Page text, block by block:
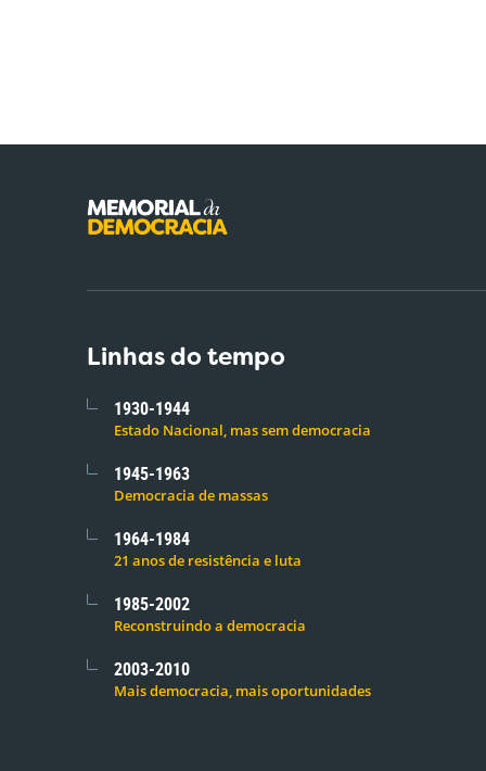
Linhas do tempo
1930-1944
Estado Nacional, mas sem democracia
1945-1963
Democracia de massas
1964-1984
21 anos de resistência e luta
1985-2002
Reconstruindo a democracia
2003-2010
Mais democracia, mais oportunidades